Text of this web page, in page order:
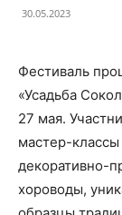
30.05.2023
Фестиваль
«Усадьба
27 мая.
мастер-классы
декоративно-
хороводы,